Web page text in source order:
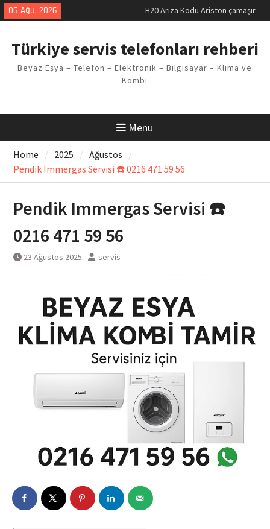
Skip
to
06 Ağu, 2026
H20 Arıza Kodu Ariston çamaşır
makinesi Sorunu
Arçelik buzdolabı F5 Hatası
Vaillant çamaşır makinesi E03
Arıza Kodu
Türkiye servis telefonları rehberi
Beyaz Eşya – Telefon – Elektronik – Bilgisayar – Klima ve
Kombi
Menu
Home 2025
Ağustos
Pendik Immergas Servisi ☎️ 0216 471 59 56
Pendik Immergas Servisi ☎️
0216 471 59 56
23 Ağustos 2025 servis